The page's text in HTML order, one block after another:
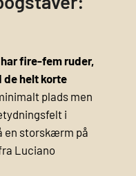
fire-fem ruder,
de helt korte
plads men
i
en storskærm på
Luciano